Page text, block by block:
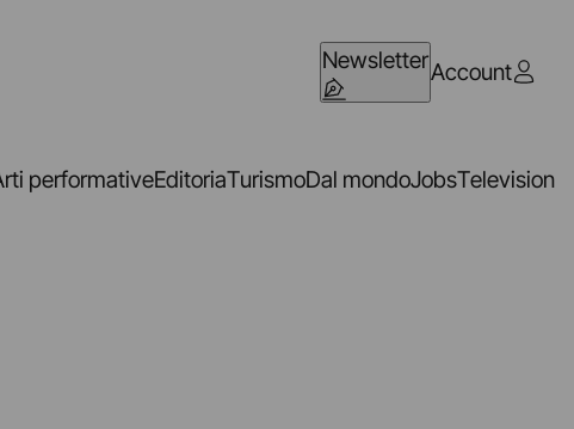
NewsletterAccount
performativeEditoriaTurismoDal mondoJobsTelevision